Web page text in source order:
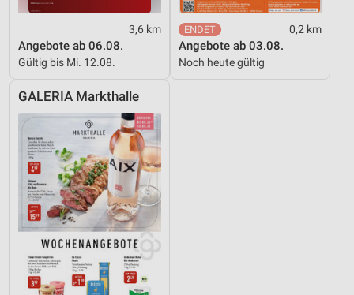
3,6 km
Angebote ab 06.08.
Gültig bis Mi. 12.08.
0,2 km
Angebote ab 03.08.
Noch heute gültig
GALERIA Markthalle